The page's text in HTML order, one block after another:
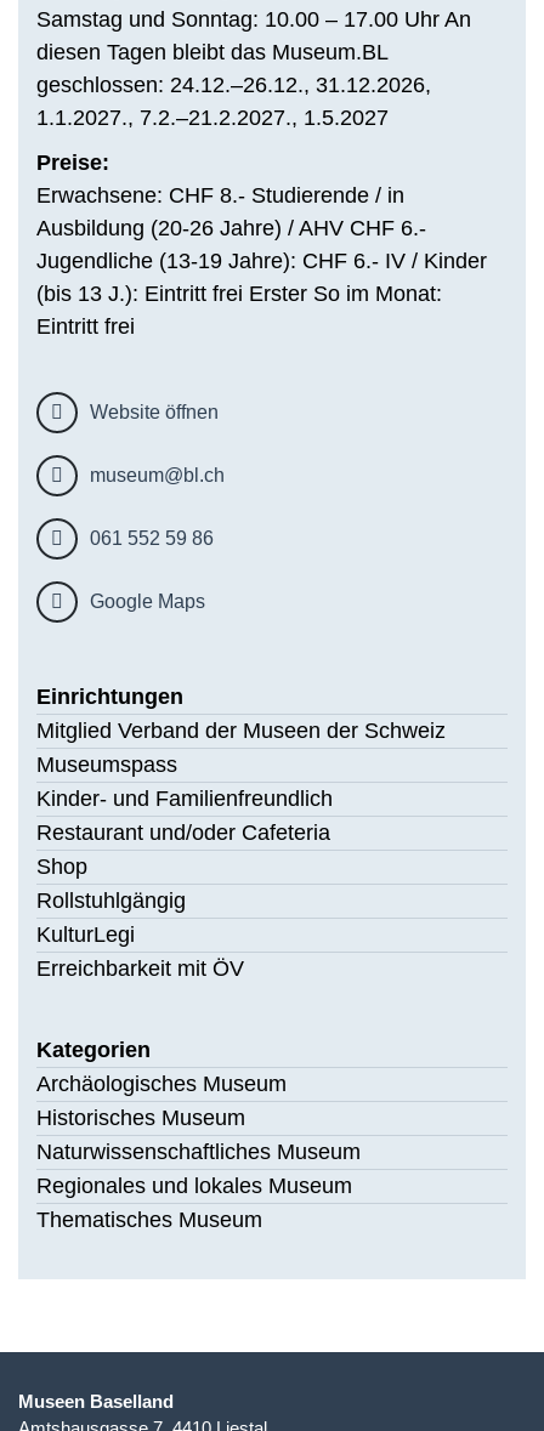
Samstag und Sonntag: 10.00 – 17.00 Uhr An
diesen Tagen bleibt das Museum.BL
geschlossen: 24.12.–26.12., 31.12.2026,
1.1.2027., 7.2.–21.2.2027., 1.5.2027
Preise:
Erwachsene: CHF 8.- Studierende / in
Ausbildung (20-26 Jahre) / AHV CHF 6.-
Jugendliche (13-19 Jahre): CHF 6.- IV / Kinder
(bis 13 J.): Eintritt frei Erster So im Monat:
Eintritt frei
Website öffnen
museum@bl.ch
061 552 59 86
Google Maps
Einrichtungen
Mitglied Verband der Museen der Schweiz
Museumspass
Kinder- und Familienfreundlich
Restaurant und/oder Cafeteria
Shop
Rollstuhlgängig
KulturLegi
Erreichbarkeit mit ÖV
Kategorien
Archäologisches Museum
Historisches Museum
Naturwissenschaftliches Museum
Regionales und lokales Museum
Thematisches Museum
Museen Baselland